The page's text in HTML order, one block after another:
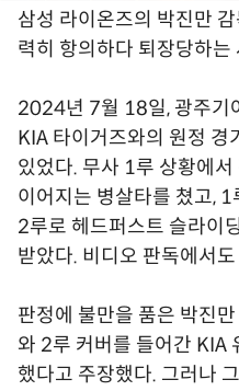
삼성 라이온즈의 박진만
력히 항의하다 퇴장당하는
2024년 7월 18일, 광주기
KIA 타이거즈와의 원정
있었다. 무사 1루 상황에
이어지는 병살타를 쳤고,
2루로 헤드퍼스트 슬라이
받았다. 비디오 판독에서
판정에 불만을 품은 박진
와 2루 커버를 들어간 KIA
했다고 주장했다. 그러나